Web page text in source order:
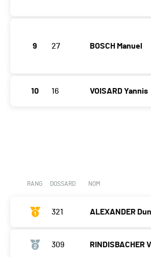
9 27 BOSCH Manuel
10 16 VOISARD Yannis
RANG DOSSARD NOM
321 ALEXANDER
309 RINDISBACHER